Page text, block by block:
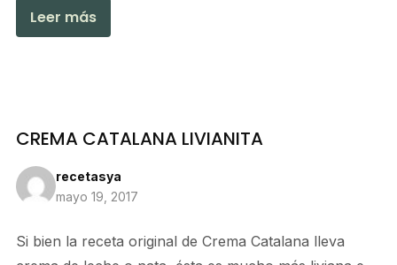
Leer más
CREMA CATALANA LIVIANITA
recetasya
mayo 19, 2017
Si bien la receta original de Crema Catalana lleva